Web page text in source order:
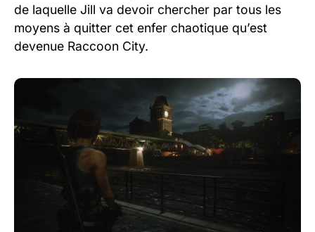
de laquelle Jill va devoir chercher par tous les
moyens à quitter cet enfer chaotique qu’est
devenue Raccoon City.